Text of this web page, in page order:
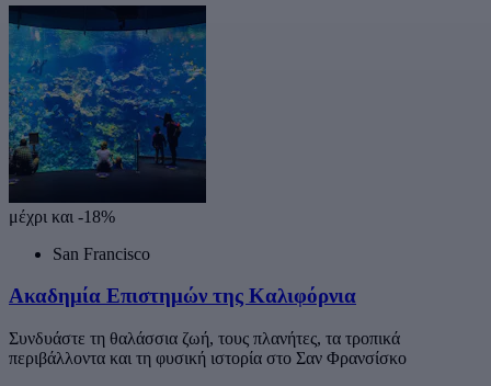
μέχρι και -18%
San Francisco
Ακαδημία Επιστημών της Καλιφόρνια
Συνδυάστε τη θαλάσσια ζωή, τους πλανήτες, τα τροπικά
περιβάλλοντα και τη φυσική ιστορία στο Σαν Φρανσίσκο